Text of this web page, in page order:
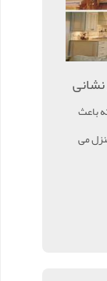
باعث
می